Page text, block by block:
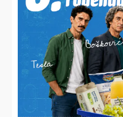
ili video?
Nešto vas muči ili želite
nešto/nekoga pohvaliti?
Javite nam se!